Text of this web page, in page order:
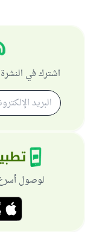
اشترك في
لوصول